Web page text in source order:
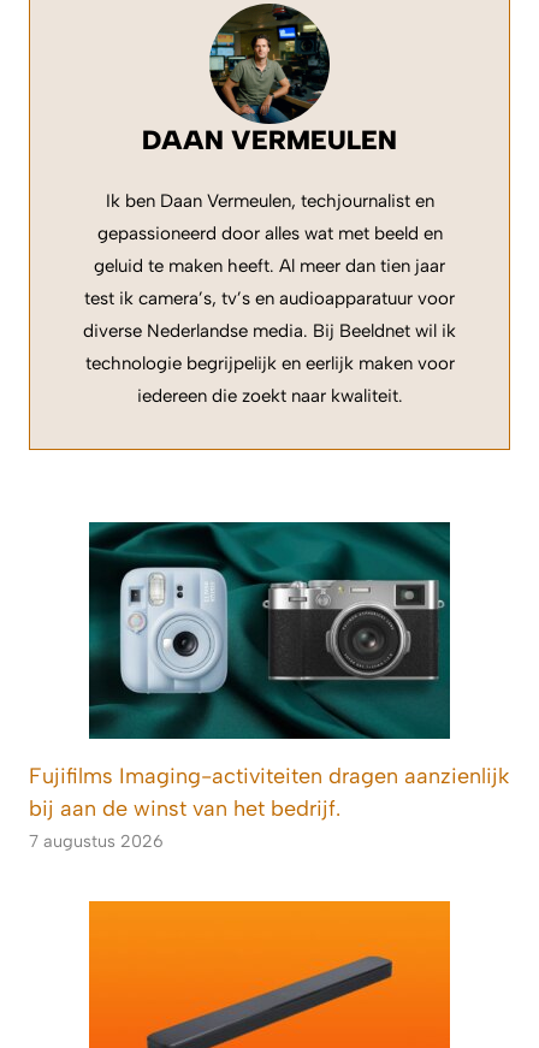
DAAN VERMEULEN
Ik ben Daan Vermeulen, techjournalist en
gepassioneerd door alles wat met beeld en
geluid te maken heeft. Al meer dan tien jaar
test ik camera’s, tv’s en audioapparatuur voor
diverse Nederlandse media. Bij Beeldnet wil ik
technologie begrijpelijk en eerlijk maken voor
iedereen die zoekt naar kwaliteit.
Fujifilms Imaging-activiteiten dragen aanzienlijk
bij aan de winst van het bedrijf.
7 augustus 2026